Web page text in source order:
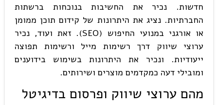
חדשות. נכיר את החשיבות בנוכחות ברשתות
החברתיות. נציג את היתרונות של קידום תוכן ממומן
או אורגני במנועי החיפוש (SEO). זאת ועוד, נכיר
ערוצי שיווק דרך רשימות מייל ורשימות תפוצה
ייעודיות. ונכיר את היתרונות בשימוש בידוענים
ומובילי דעה כמקדמים מוצרים ושירותים.
מהם ערוצי שיווק ופרסום בדיגיטל